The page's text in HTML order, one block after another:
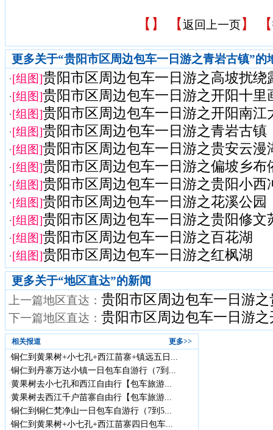
【 】 【返回上一页】 【
更多关于“贵阳市区周边包车一日游之青岩古镇”的
·[组图]贵阳市区周边包车一日游之高坡扰绕
·[组图]贵阳市区周边包车一日游之开阳十里
·[组图]贵阳市区周边包车一日游之开阳南江
·[组图]贵阳市区周边包车一日游之青岩古镇
·[组图]贵阳市区周边包车一日游之贵安云漫
·[组图]贵阳市区周边包车一日游之偏坡乡布
·[组图]贵阳市区周边包车一日游之贵阳小西
·[组图]贵阳市区周边包车一日游之花溪公园
·[组图]贵阳市区周边包车一日游之贵阳修文
·[组图]贵阳市区周边包车一日游之百花湖
·[组图]贵阳市区周边包车一日游之红枫湖
更多关于“地区直达”的新闻
上一篇地区直达： 贵阳市区周边包车一日游
下一篇地区直达： 贵阳市区周边包车一日游
更多>>
相关报道
·铜仁到黄果树+小七孔+西江苗寨+镇远五日...
·铜仁到丹寨万达小镇一日包车自游行（7到...
·黄果树去小七孔和西江自由行【包车旅游...
·黄果树去西江千户苗寨自由行【包车旅游...
·铜仁到铜仁梵净山一日包车自游行（7到5...
·铜仁到黄果树+小七孔+西江苗寨四日包车...